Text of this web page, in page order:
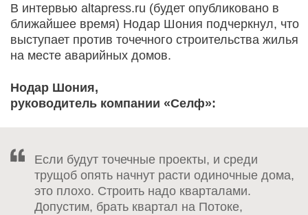
В интервью altapress.ru (будет опубликовано в
ближайшее время) Нодар Шония подчеркнул, что
выступает против точечного строительства жилья
на месте аварийных домов.
Нодар Шония,
руководитель компании «Селф»:
Если будут точечные проекты, и среди
трущоб опять начнут расти одиночные дома,
это плохо. Строить надо кварталами.
Допустим, брать квартал на Потоке,